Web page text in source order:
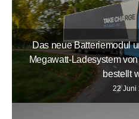
Das neue Batteriemodul
Megawatt-Ladesystem
bestellt
22 Juni